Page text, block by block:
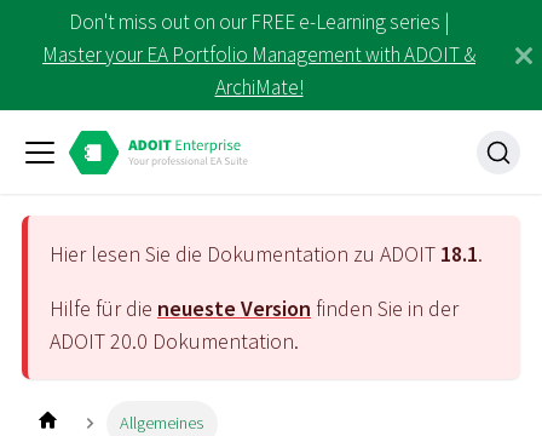
Don't miss out on our FREE e-Learning series |
Master your EA Portfolio Management with ADOIT &
ArchiMate!
Hier lesen Sie die Dokumentation zu ADOIT 18.1.
Hilfe für die neueste Version finden Sie in der
ADOIT20.0 Dokumentation.
Allgemeines